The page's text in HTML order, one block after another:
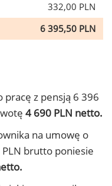
332,00 PLN
6 395,50 PLN
z pensją 6 396
4 690 PLN netto.
na umowę o
brutto poniesie